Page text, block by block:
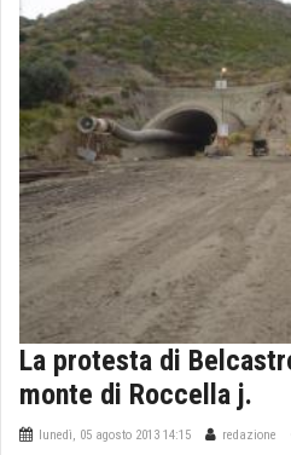
La protesta di
monte di Roccella j.
lunedì, 05 agosto 2013 14:15 redazione